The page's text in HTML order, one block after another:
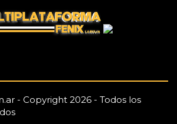
- Copyright 2026 - Todos los